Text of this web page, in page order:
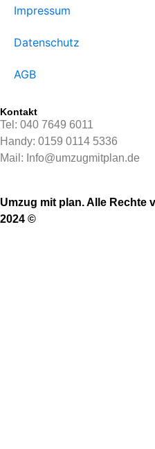
Impressum
Datenschutz
AGB
Kontakt
Tel: 040 7649 6011
Handy: 0159 0114 5336
Mail: Info@umzugmitplan.de
Umzug mit plan. Alle Rechte
2024 ©